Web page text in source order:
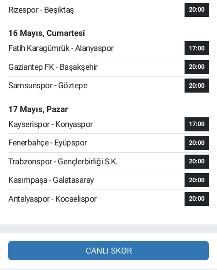
Rizespor - Beşiktaş
20:00
16 Mayıs, Cumartesi
Fatih Karagümrük - Alanyaspor
17:00
Gaziantep FK - Başakşehir 20:00
Samsunspor - Göztepe 20:00
17 Mayıs, Pazar
Kayserispor - Konyaspor
17:00
Fenerbahçe - Eyüpspor 20:00
Trabzonspor - Gençlerbirliği S.K. 20:00
Kasımpaşa - Galatasaray 20:00
Antalyaspor - Kocaelispor 20:00
CANLI SKOR